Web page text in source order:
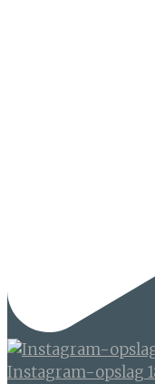
Instagram-opslag